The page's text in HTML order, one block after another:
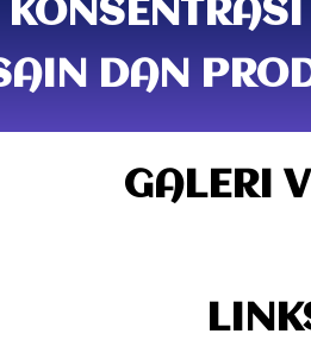
DAN
GALERI